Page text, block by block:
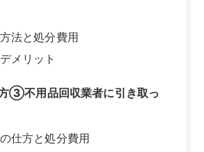
法と処分費用
メリット
③不用品回収業者に引き取っ
仕方と処分費用